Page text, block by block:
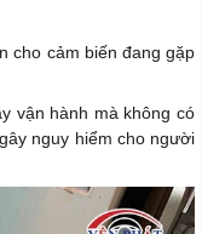
cho cảm biến đang gặp
vận hành mà không có
nguy hiểm cho người